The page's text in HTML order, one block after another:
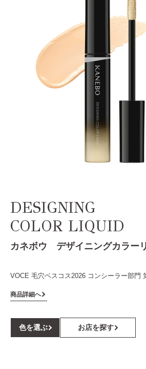
DESIGNING
COLOR LIQUID
カネボウ デザイニングカラー
VOCE 毛穴ベスコス2026 コンシーラー部門
商品詳細へ
色を選ぶ お店を探す